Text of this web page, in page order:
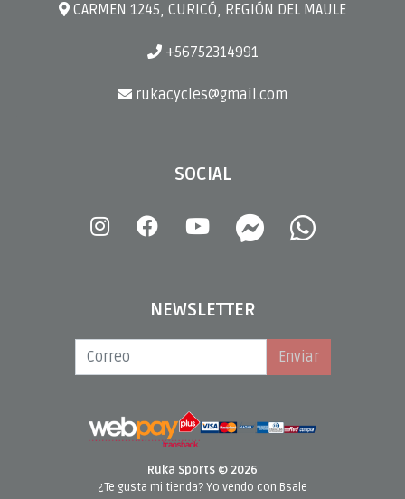
CARMEN 1245, CURICÓ, REGIÓN DEL MAULE
+56752314991
rukacycles@gmail.com
SOCIAL
NEWSLETTER
Enviar
Ruka Sports © 2026
¿Te gusta mi tienda? Yo vendo con Bsale